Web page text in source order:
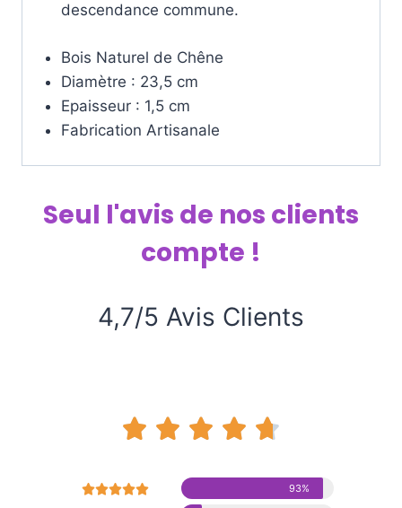
descendance commune.
Bois Naturel de Chêne
Diamètre : 23,5 cm
Epaisseur : 1,5 cm
Fabrication Artisanale
Seul l'avis de nos clients
compte !
4,7/5 Avis Clients
    
 93%